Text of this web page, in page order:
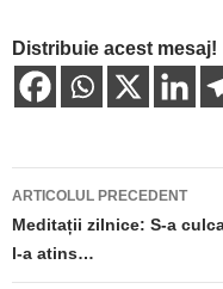
Distribuie acest mesaj!
Navigare
în
articole
ARTICOLUL PRECEDENT
Meditații zilnice: S-a
l-a atins…